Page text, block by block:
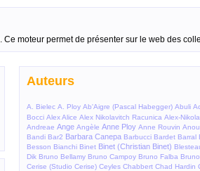
. Ce moteur permet de présenter sur le web des
Auteurs
A. Bielec A. Ploy Ab'Aigre (Pascal Habegger) Abuli
Bocci Alex Alice Alex Nikolavitch Racunica Alex-
Andreae Ange Angèle Anne Ploy Anne Rouvin
Bandi Bar2 Barbara Canepa Barbucci Bardet Barral
Besson Bianchi Binet Binet (Christian Binet)
Dik Bruno Bellamy Bruno Campoy Bruno Falba
Cerise (Studio Cerise) Ceyles Chabbert Chad Hardin